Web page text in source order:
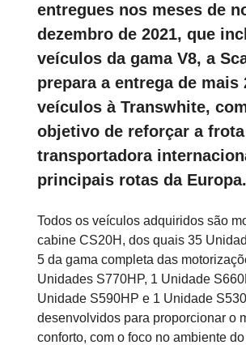
entregues nos meses de
dezembro de 2021, que
veículos da gama V8, a
prepara a entrega de mais
veículos à Transwhite,
objetivo de reforçar a
transportadora
principais rotas da Europa.
Todos os veículos adquiridos são
cabine CS20H, dos quais 35
5 da gama completa das
Unidades S770HP, 1 Unidade
Unidade S590HP e 1 Unidade
desenvolvidos para proporcionar o
conforto, com o foco no ambiente